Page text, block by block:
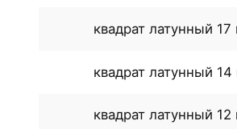
квадрат латунный
квадрат латунный
квадрат латунный